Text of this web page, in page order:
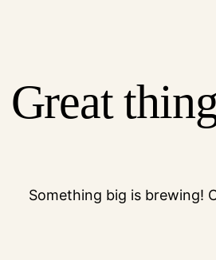
Great
Something big is brewing!